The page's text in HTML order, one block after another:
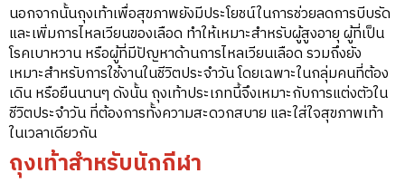
นอกจากนั้นถุงเท้าเพื่อสุขภาพยังมีประโยชน์ในการช่วยลดการบีบรัด
และเพิ่มการไหลเวียนของเลือด ทำให้เหมาะสำหรับผู้สูงอายุ ผู้ที่เป็น
โรคเบาหวาน หรือผู้ที่มีปัญหาด้านการไหลเวียนเลือด รวมถึงยัง
เหมาะสำหรับการใช้งานในชีวิตประจำวัน โดยเฉพาะในกลุ่มคนที่ต้อง
เดิน หรือยืนนานๆ ดังนั้น ถุงเท้าประเภทนี้จึงเหมาะกับการแต่งตัวใน
ชีวิตประจำวัน ที่ต้องการทั้งความสะดวกสบาย และใส่ใจสุขภาพเท้า
ในเวลาเดียวกัน
ถุงเท้าสำหรับนักกีฬา